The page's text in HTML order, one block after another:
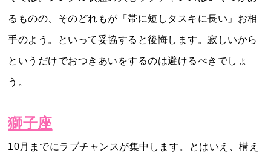
るものの、そのどれもが「帯に短しタスキに長い」お相
手のよう。といって妥協すると後悔します。寂しいから
というだけでおつきあいをするのは避けるべきでしょ
う。
獅子座
10月までにラブチャンスが集中します。とはいえ、構え